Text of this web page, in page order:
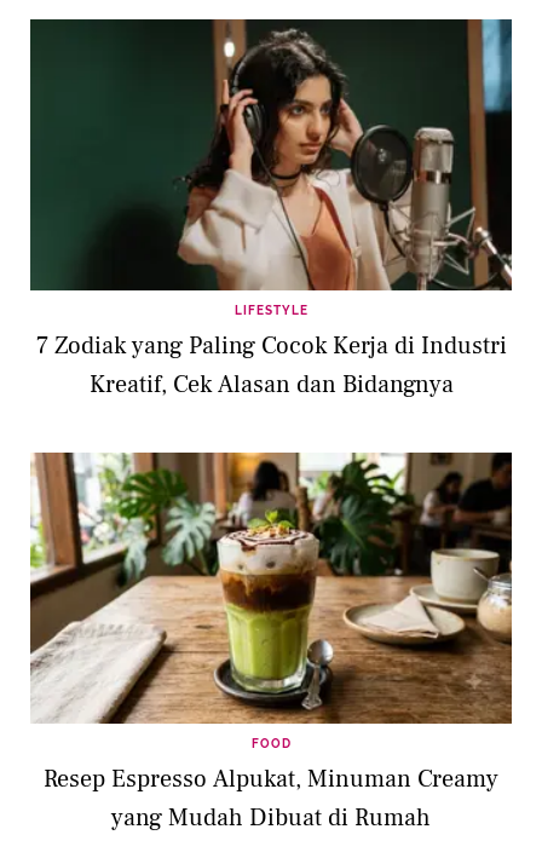
LIFESTYLE
7 Zodiak yang Paling Cocok Kerja di Industri
Kreatif, Cek Alasan dan Bidangnya
FOOD
Resep Espresso Alpukat, Minuman Creamy
yang Mudah Dibuat di Rumah